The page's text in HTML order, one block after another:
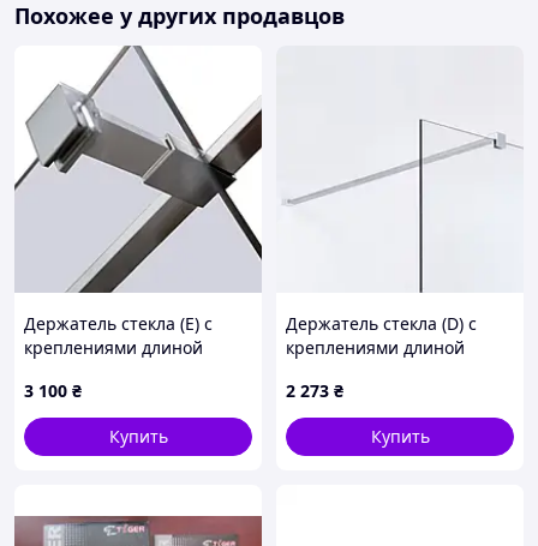
Похожее у других продавцов
Держатель стекла (Е) с
креплениями длиной
3 100 ₴
Купить
Держатель стекла (D) с
креплениями длиной
2 273 ₴
Купить